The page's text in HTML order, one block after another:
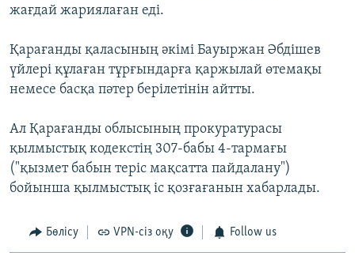
жағдай жариялаған еді.
Қарағанды қаласының әкімі Бауыржан Әбдішев
үйлері құлаған тұрғындарға қаржылай өтемақы
немесе басқа пәтер берілетінін айтты.
Ал Қарағанды облысының прокуратурасы
қылмыстық кодекстің 307-бабы 4-тармағы
("қызмет бабын теріс мақсатта пайдалану")
бойынша қылмыстық іс қозғағанын хабарлады.
Бөлісу VPN-сіз оқу Follow us